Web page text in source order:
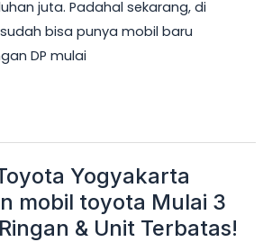
juta. Padahal sekarang, di
bisa punya mobil baru
DP mulai
Yogyakarta
mobil toyota Mulai 3
& Unit Terbatas!